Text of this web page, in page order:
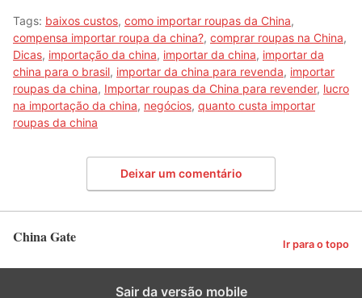
Tags: baixos custos, como importar roupas da China,
compensa importar roupa da china?, comprar roupas na China,
Dicas, importação da china, importar da china, importar da
china para o brasil, importar da china para revenda, importar
roupas da china, Importar roupas da China para revender, lucro
na importação da china, negócios, quanto custa importar
roupas da china
Deixar um comentário
China Gate Ir para o topo
Sair da versão mobile